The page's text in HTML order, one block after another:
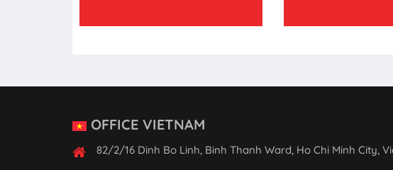
OFFICE VIETNAM
82/2/16 Dinh Bo Linh, Binh Thanh Ward, Ho Chi Minh City,